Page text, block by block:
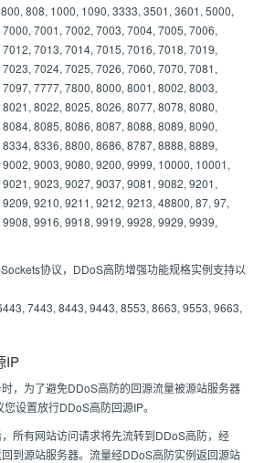
808, 1000, 1090, 3333, 3501, 3601, 5000,
7001, 7002, 7003, 7004, 7005, 7006,
7013, 7014, 7015, 7016, 7018, 7019,
7024, 7025, 7026, 7060, 7070, 7081,
7777, 7800, 8000, 8001, 8002, 8003,
8022, 8025, 8026, 8077, 8078, 8080,
8085, 8086, 8087, 8088, 8089, 8090,
8336, 8800, 8686, 8787, 8888, 8889,
9003, 9080, 9200, 9999, 10000, 10001,
9023, 9027, 9037, 9081, 9082, 9201,
9210, 9211, 9212, 9213, 48800, 87, 97,
9916, 9918, 9919, 9928, 9929, 9939,
协议，DDoS高防增强功能规格实例支持以
7443, 8443, 9443, 8553, 8663, 9553, 9663,
IP
，为了避免DDoS高防的回源流量被源站服务器
设置放行DDoS高防回源IP。
所有网站访问请求将先流转到DDoS高防，经
到源站服务器。流量经DDoS高防实例返回源站